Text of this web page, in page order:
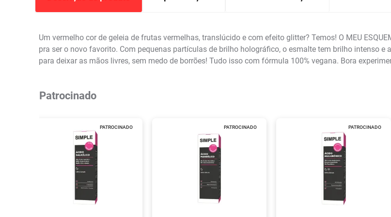
Um vermelho cor de geleia de frutas vermelhas, translúcido e com efeito glitter? Temos! O MEU
pra ser o novo favorito. Com pequenas partículas de brilho holográfico, o esmalte tem brilho intenso
para deixar as mãos livres, sem medo de borrões! Tudo isso com fórmula 100% vegana. Bora
Patrocinado
PATROCINADO PATROCINADO PATROCINADO